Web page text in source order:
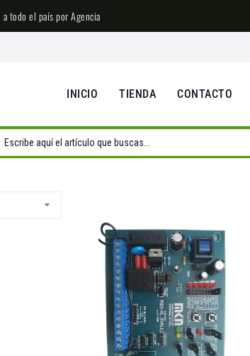
a todo el país por Agencia
INICIO TIENDA CONTACTO